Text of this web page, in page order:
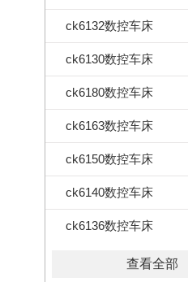
ck6132数控车床
ck6130数控车床
ck6180数控车床
ck6163数控车床
ck6150数控车床
ck6140数控车床
ck6136数控车床
查看全部